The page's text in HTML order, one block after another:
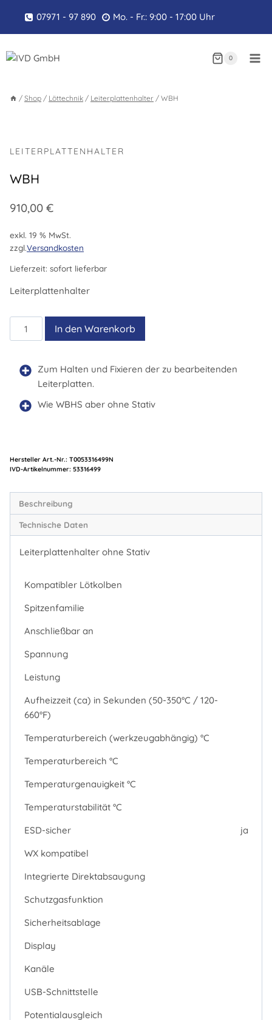
springen
07971 - 97 890 Mo. - Fr.: 9:00 - 17:00 Uhr
0
/ Shop / Löttechnik / Leiterplattenhalter / WBH
LEITERPLATTENHALTER
WBH
910,00 €
exkl. 19 % MwSt.
zzgl.Versandkosten
Lieferzeit: sofort lieferbar
Leiterplattenhalter
WBH
Menge
In den Warenkorb
Zum Halten und Fixieren der zu bearbeitenden
Leiterplatten.
Wie WBHS aber ohne Stativ
Hersteller Art.-Nr.: T0053316499N
Artikelnummer: 53316499
Beschreibung
Technische Daten
Leiterplattenhalter ohne Stativ
Kompatibler Lötkolben
Spitzenfamilie
Anschließbar an
Spannung
Leistung
Aufheizzeit (ca) in Sekunden (50-350°C / 120-
660°F)
Temperaturbereich (werkzeugabhängig) °C
Temperaturbereich °C
Temperaturgenauigkeit °C
Temperaturstabilität °C
ESD-sicher
ja
WX kompatibel
Integrierte Direktabsaugung
Schutzgasfunktion
Sicherheitsablage
Display
Kanäle
USB-Schnittstelle
Potentialausgleich